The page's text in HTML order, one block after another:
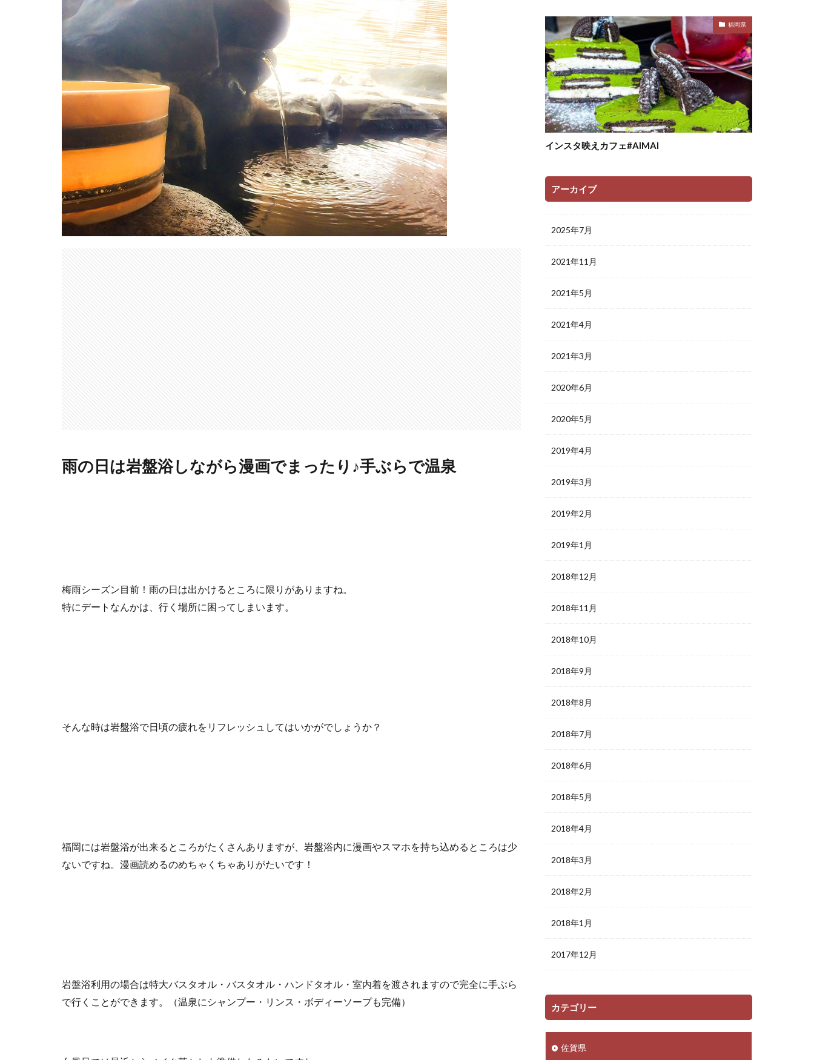
雨の日は岩盤浴しながら漫画でまったり♪手ぶらで温泉
梅雨シーズン目前！雨の日は出かけるところに限りがありますね。
特にデートなんかは、行く場所に困ってしまいます。
そんな時は岩盤浴で日頃の疲れをリフレッシュしてはいかがでしょうか？
福岡には岩盤浴が出来るところがたくさんありますが、岩盤浴内に漫画やスマホを持ち込めるところは少
ないですね。漫画読めるのめちゃくちゃありがたいです！
岩盤浴利用の場合は特大バスタオル・バスタオル・ハンドタオル・室内着を渡されますので完全に手ぶら
で行くことができます。（温泉にシャンプー・リンス・ボディーソープも完備）
福岡県
インスタ映えカフェ#AIMAI
アーカイブ
2025年7月
2021年11月
2021年5月
2021年4月
2021年3月
2020年6月
2020年5月
2019年4月
2019年3月
2019年2月
2019年1月
2018年12月
2018年11月
2018年10月
2018年9月
2018年8月
2018年7月
2018年6月
2018年5月
2018年4月
2018年3月
2018年2月
2018年1月
2017年12月
カテゴリー
佐賀県